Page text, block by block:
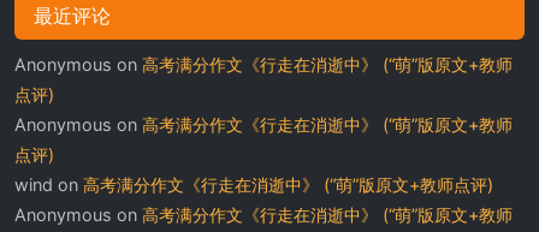
最近评论
Anonymous on 高考满分作文《行走在消逝中》 (“萌”版原文+教师
点评)
Anonymous on 高考满分作文《行走在消逝中》 (“萌”版原文+教师
点评)
wind on 高考满分作文《行走在消逝中》 (“萌”版原文+教师点评)
Anonymous on 高考满分作文《行走在消逝中》 (“萌”版原文+教师